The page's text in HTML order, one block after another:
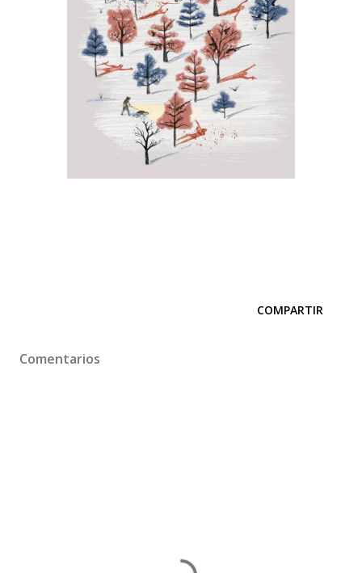
COMPARTIR
Comentarios